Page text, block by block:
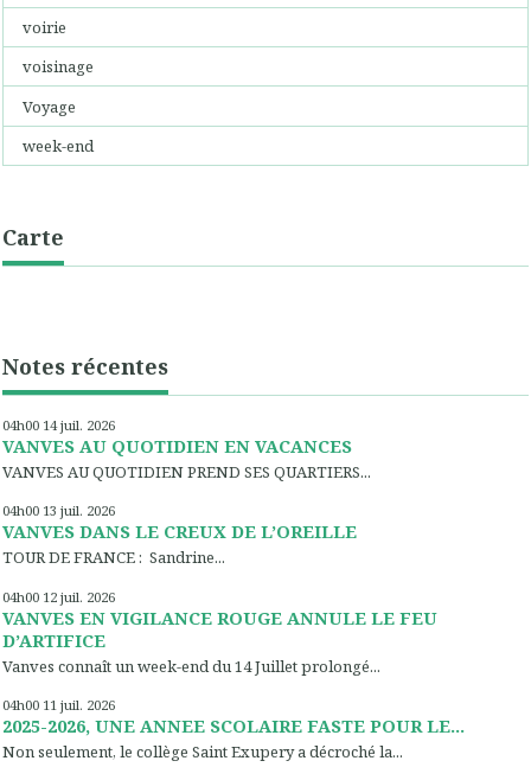
voirie
voisinage
Voyage
week-end
Carte
Notes récentes
04h00 14 juil. 2026
VANVES AU QUOTIDIEN EN VACANCES
VANVES AU QUOTIDIEN PREND SES QUARTIERS...
04h00 13 juil. 2026
VANVES DANS LE CREUX DE L’OREILLE
TOUR DE FRANCE : Sandrine...
04h00 12 juil. 2026
VANVES EN VIGILANCE ROUGE ANNULE LE FEU
D’ARTIFICE
Vanves connaît un week-end du 14 Juillet prolongé...
04h00 11 juil. 2026
2025-2026, UNE ANNEE SCOLAIRE FASTE POUR LE...
Non seulement, le collège Saint Exupery a décroché la...